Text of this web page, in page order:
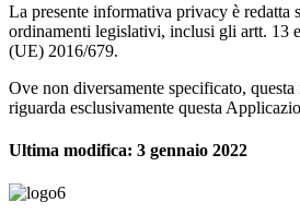
La presente informativa privacy è redatta
ordinamenti legislativi, inclusi gli artt. 13
(UE) 2016/679.
Ove non diversamente specificato,
riguarda esclusivamente questa
Ultima modifica: 3 gennaio 2022